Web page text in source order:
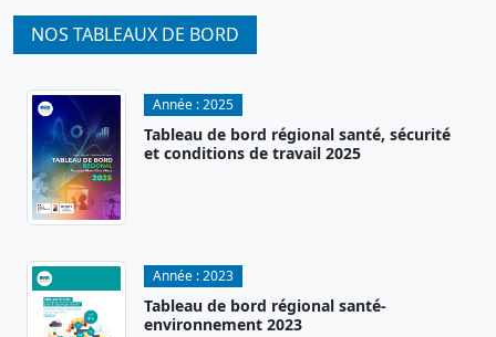
NOS TABLEAUX DE BORD
Année :2025
Tableau de bord régional santé, sécurité
et conditions de travail 2025
Année :2023
Tableau de bord régional santé-
environnement 2023